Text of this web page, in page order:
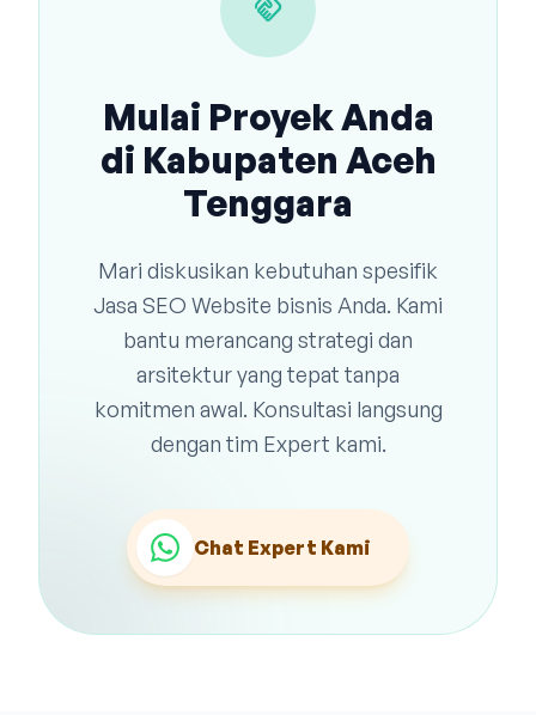
handshake
Mulai Proyek Anda
di Kabupaten Aceh
Tenggara
Mari diskusikan kebutuhan spesifik
Jasa SEO Website bisnis Anda. Kami
bantu merancang strategi dan
arsitektur yang tepat tanpa
komitmen awal. Konsultasi langsung
dengan tim Expert kami.
Chat Expert Kami